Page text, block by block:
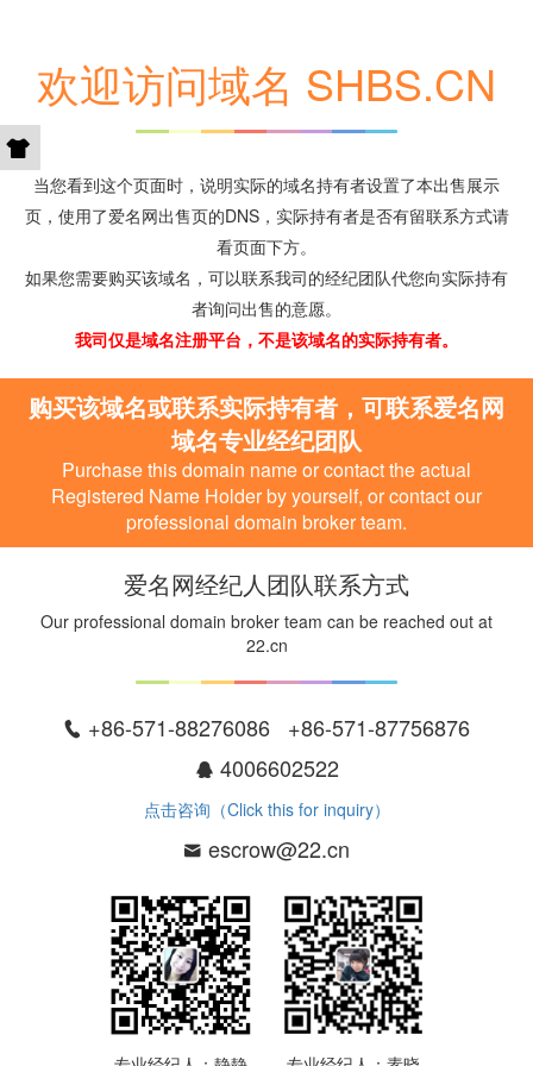
欢迎访问域名 SHBS.CN
当您看到这个页面时，说明实际的域名持有者设置了本出售展示
页，使用了爱名网出售页的DNS，实际持有者是否有留联系方式请
看页面下方。
如果您需要购买该域名，可以联系我司的经纪团队代您向实际持有
者询问出售的意愿。
我司仅是域名注册平台，不是该域名的实际持有者。
购买该域名或联系实际持有者，可联系爱名网
域名专业经纪团队
Purchase this domain name or contact the actual
Registered Name Holder by yourself, or contact our
professional domain broker team.
爱名网经纪人团队联系方式
Our professional domain broker team can be reached out at
22.cn
+86-571-88276086 +86-571-87756876
4006602522
点击咨询（Click this for inquiry）
escrow@22.cn